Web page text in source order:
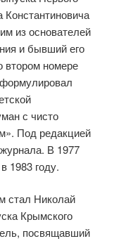
Константиновича
из основателей
и бывший его
втором номере
с чисто
Под редакцией
В 1977
1983 году.
стал Николай
Крымского
посвящавший